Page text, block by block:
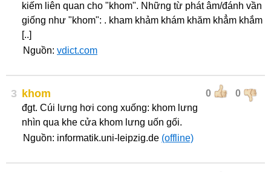
kiếm liên quan cho "khom". Những từ phát âm/đánh vần
giống như "khom": . kham khảm khám khăm khẳm khắm
[..]
Nguồn: vdict.com
3 0 0
khom
đgt. Cúi lưng hơi cong xuống: khom lưng
nhìn qua khe cửa khom lưng uốn gối.
Nguồn: informatik.uni-leipzig.de (offline)